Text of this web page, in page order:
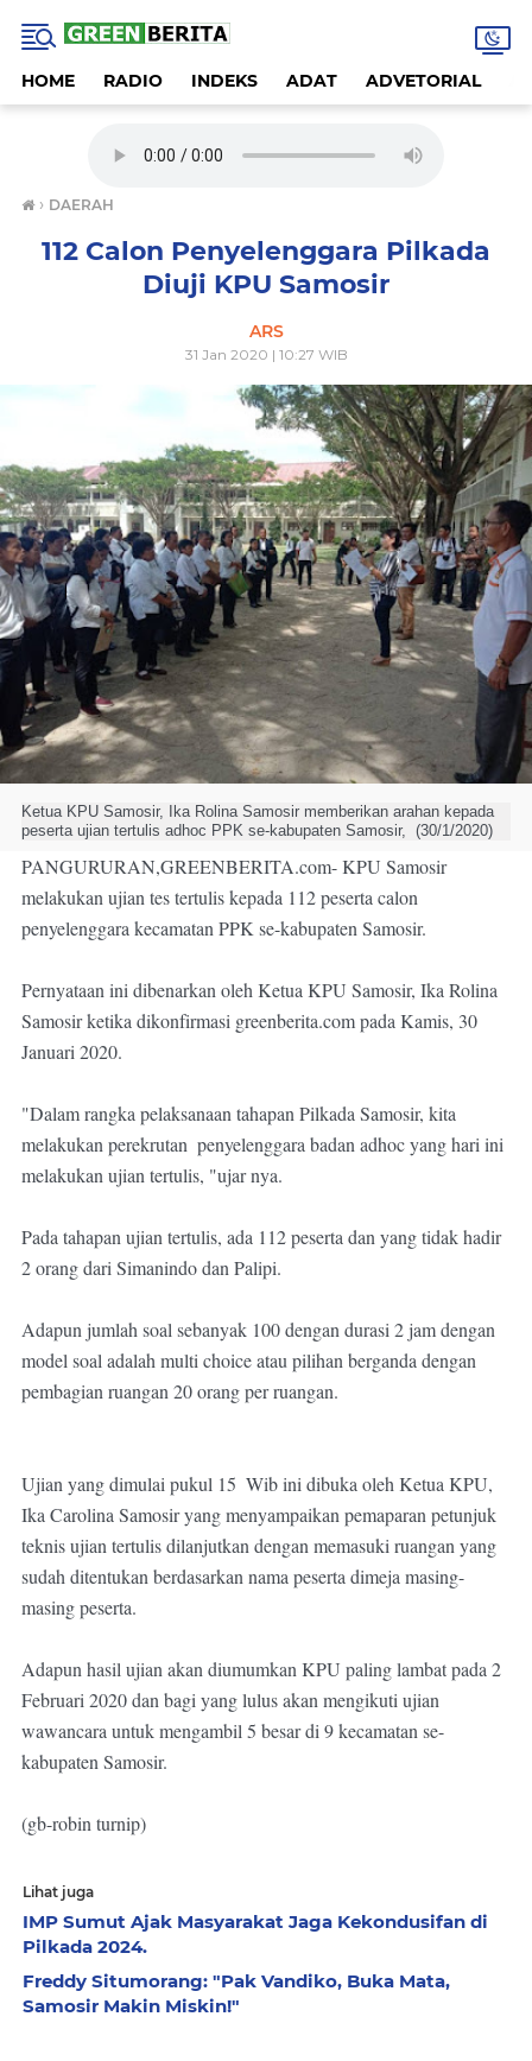
HOME RADIO INDEKS ADAT ADVETORIAL
› DAERAH
112 Calon Penyelenggara Pilkada
Diuji KPU Samosir
ARS
31 Jan 2020 | 10:27 WIB
Ketua KPU Samosir, Ika Rolina Samosir memberikan arahan kepada
peserta ujian tertulis adhoc PPK se-kabupaten Samosir,  (30/1/2020)
PANGURURAN,GREENBERITA.com- KPU Samosir
melakukan ujian tes tertulis kepada 112 peserta calon
penyelenggara kecamatan PPK se-kabupaten Samosir.
Pernyataan ini dibenarkan oleh Ketua KPU Samosir, Ika Rolina
Samosir ketika dikonfirmasi greenberita.com pada Kamis, 30
Januari 2020.
"Dalam rangka pelaksanaan tahapan Pilkada Samosir, kita
melakukan perekrutan  penyelenggara badan adhoc yang hari ini
melakukan ujian tertulis, "ujar nya.
Pada tahapan ujian tertulis, ada 112 peserta dan yang tidak hadir
2 orang dari Simanindo dan Palipi.
Adapun jumlah soal sebanyak 100 dengan durasi 2 jam dengan
model soal adalah multi choice atau pilihan berganda dengan
pembagian ruangan 20 orang per ruangan.
Ujian yang dimulai pukul 15  Wib ini dibuka oleh Ketua KPU,
Ika Carolina Samosir yang menyampaikan pemaparan petunjuk
teknis ujian tertulis dilanjutkan dengan memasuki ruangan yang
sudah ditentukan berdasarkan nama peserta dimeja masing-
masing peserta.
Adapun hasil ujian akan diumumkan KPU paling lambat pada 2
Februari 2020 dan bagi yang lulus akan mengikuti ujian
wawancara untuk mengambil 5 besar di 9 kecamatan se-
kabupaten Samosir.
(gb-robin turnip)
Lihat juga
IMP Sumut Ajak Masyarakat Jaga Kekondusifan di
Pilkada 2024.
Freddy Situmorang: "Pak Vandiko, Buka Mata,
Samosir Makin Miskin!"